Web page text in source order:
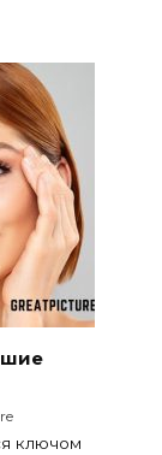
ключом